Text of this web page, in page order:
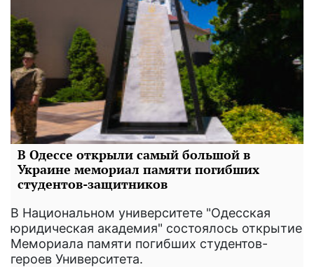
В Одессе открыли самый большой в
Украине мемориал памяти погибших
студентов-защитников
В Национальном университете "Одесская
юридическая академия" состоялось открытие
Мемориала памяти погибших студентов-
героев Университета.